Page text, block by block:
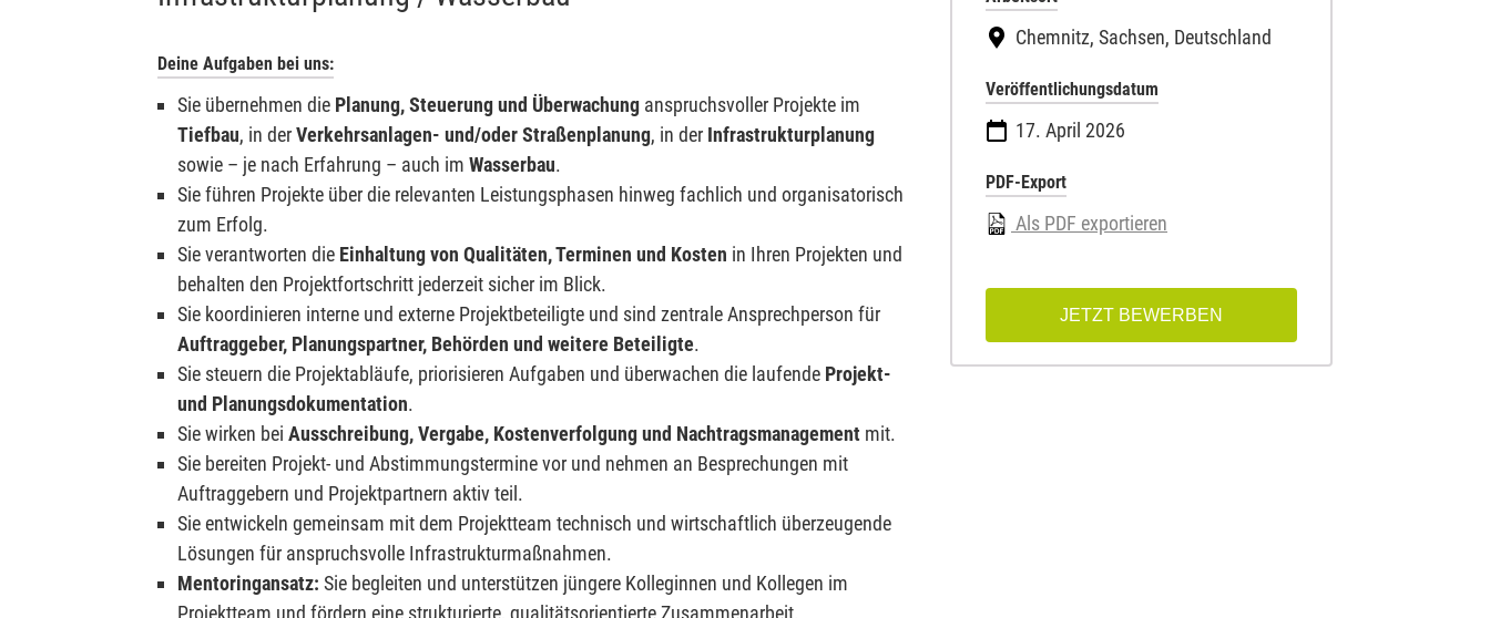
Deine Aufgaben bei uns:
Sie übernehmen die Planung, Steuerung und Überwachung anspruchsvoller Projekte im
Tiefbau, in derVerkehrsanlagen- und/oder Straßenplanung, in der Infrastrukturplanung
sowie – je nach Erfahrung – auch im Wasserbau.
Sie führen Projekte über die relevanten Leistungsphasen hinweg fachlich und organisatorisch
zum Erfolg.
Sie verantworten die Einhaltung von Qualitäten, Terminen und Kosten in Ihren Projekten und
behalten den Projektfortschritt jederzeit sicher im Blick.
Sie koordinieren interne und externe Projektbeteiligte und sind zentrale Ansprechperson für
Auftraggeber, Planungspartner, Behörden und weitere Beteiligte.
Sie steuern die Projektabläufe, priorisieren Aufgaben und überwachen die laufende Projekt-
und Planungsdokumentation.
Sie wirken bei Ausschreibung, Vergabe, Kostenverfolgung und Nachtragsmanagement mit.
Sie bereiten Projekt- und Abstimmungstermine vor und nehmen an Besprechungen mit
Auftraggebern und Projektpartnern aktiv teil.
Sie entwickeln gemeinsam mit dem Projektteam technisch und wirtschaftlich überzeugende
Lösungen für anspruchsvolle Infrastrukturmaßnahmen.
Mentoringansatz: Sie begleiten und unterstützen jüngere Kolleginnen und Kollegen im
Projektteam und fördern eine strukturierte, qualitätsorientierte Zusammenarbeit.
Chemnitz, Sachsen, Deutschland
Veröffentlichungsdatum
17. April 2026
PDF-Export
Als PDF exportieren
JETZT BEWERBEN